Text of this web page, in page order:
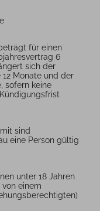
für einen
6
sich der
Monate und der
sofern keine
sind
eine Person gültig
unter 18 Jahren
einem